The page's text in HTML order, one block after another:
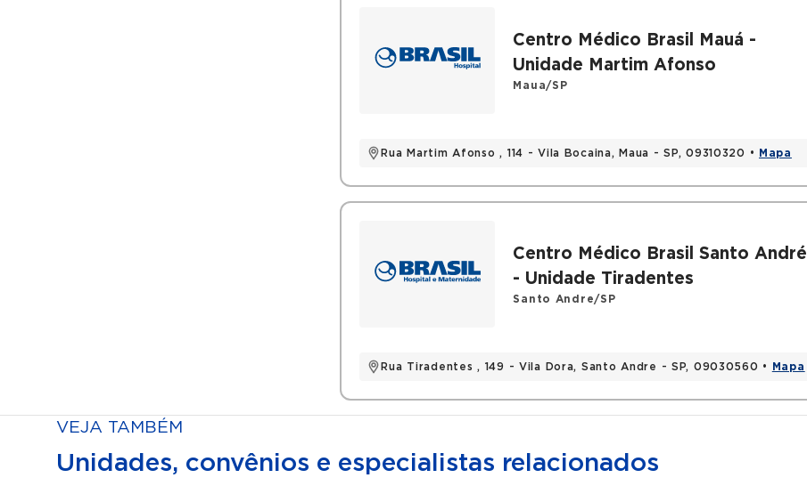
Centro Médico Brasil Mauá -
Unidade Martim Afonso
Maua/SP
Rua Martim Afonso , 114 - Vila Bocaina, Maua - SP, 09310320 • Mapa
Centro Médico Brasil Santo André
- Unidade Tiradentes
Santo Andre/SP
Rua Tiradentes , 149 - Vila Dora, Santo Andre - SP, 09030560 • Mapa
VEJA TAMBÉM
Unidades, convênios e especialistas relacionados